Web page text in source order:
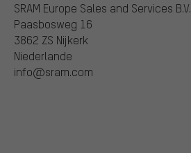
SRAM Europe Sales and Services B.V.
Paasbosweg 16
3862 ZS Nijkerk
Niederlande
info@sram.com